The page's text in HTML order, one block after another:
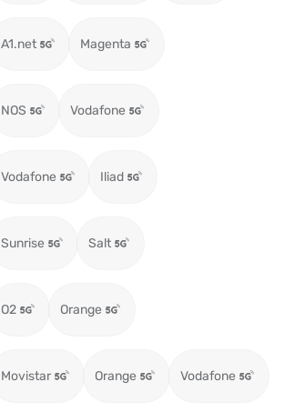
A1.net Magenta
NOS Vodafone
Vodafone Iliad
Sunrise Salt
O2 Orange
Movistar Orange Vodafone